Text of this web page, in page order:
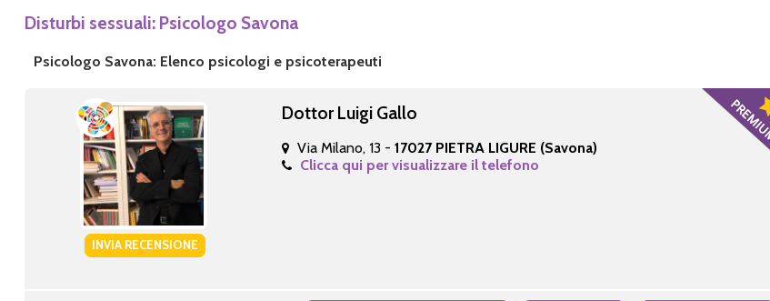
Disturbi sessuali: Psicologo Savona
Psicologo Savona: Elenco psicologi e psicoterapeuti
INVIA RECENSIONE
Dottor Luigi Gallo
Via Milano, 13 -17027 PIETRA LIGURE (Savona)
Clicca qui per visualizzare il telefono